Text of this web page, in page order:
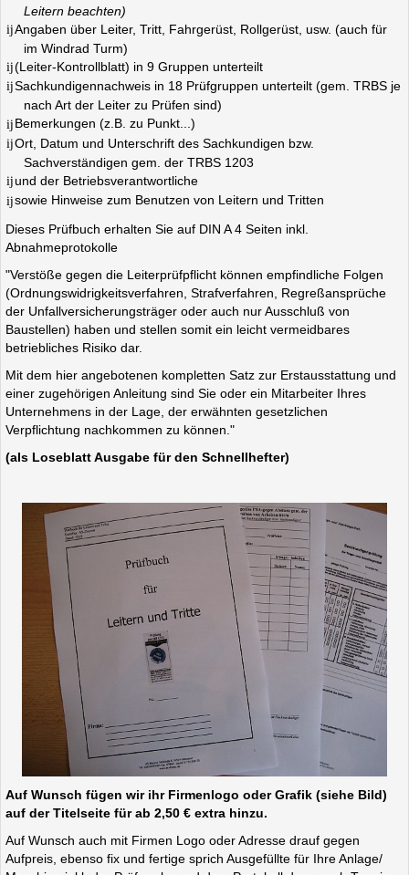
Leitern beachten)
Angaben über Leiter, Tritt, Fahrgerüst, Rollgerüst, usw. (auch für
im Windrad Turm)
(Leiter-Kontrollblatt) in 9 Gruppen unterteilt
Sachkundigennachweis in 18 Prüfgruppen unterteilt (gem. TRBS je
nach Art der Leiter zu Prüfen sind)
Bemerkungen (z.B. zu Punkt...)
Ort, Datum und Unterschrift des Sachkundigen bzw.
Sachverständigen gem. der TRBS 1203
und der Betriebsverantwortliche
sowie Hinweise zum Benutzen von Leitern und Tritten
Dieses Prüfbuch erhalten Sie auf DIN A 4 Seiten inkl.
Abnahmeprotokolle
"Verstöße gegen die Leiterprüfpflicht können empfindliche Folgen
(Ordnungswidrigkeitsverfahren, Strafverfahren, Regreßansprüche
der Unfallversicherungsträger oder auch nur Ausschluß von
Baustellen) haben und stellen somit ein leicht vermeidbares
betriebliches Risiko dar.
Mit dem hier angebotenen kompletten Satz zur Erstausstattung und
einer zugehörigen Anleitung sind Sie oder ein Mitarbeiter Ihres
Unternehmens in der Lage, der erwähnten gesetzlichen
Verpflichtung nachkommen zu können."
(als Loseblatt Ausgabe für den Schnellhefter)
Auf Wunsch fügen wir ihr Firmenlogo oder Grafik (siehe Bild)
auf der Titelseite für ab 2,50 € extra hinzu.
Auf Wunsch auch mit Firmen Logo oder Adresse drauf gegen
Aufpreis, ebenso fix und fertige sprich Ausgefüllte für Ihre Anlage/